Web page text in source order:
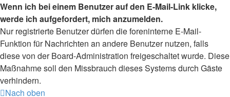
Wenn ich bei einem Benutzer auf den E-Mail-Link klicke,
werde ich aufgefordert, mich anzumelden.
Nur registrierte Benutzer dürfen die foreninterne E-Mail-
Funktion für Nachrichten an andere Benutzer nutzen, falls
diese von der Board-Administration freigeschaltet wurde. Diese
Maßnahme soll den Missbrauch dieses Systems durch Gäste
verhindern.
Nach oben